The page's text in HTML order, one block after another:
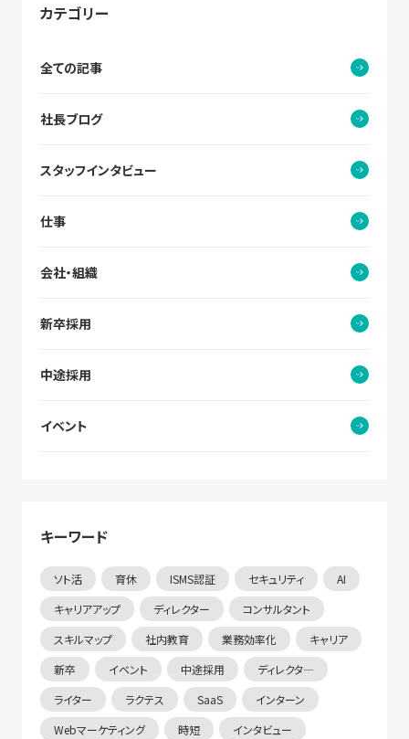
カテゴリー
全ての記事
社長ブログ
スタッフインタビュー
仕事
会社・組織
新卒採用
中途採用
イベント
キーワード
ソト活 育休 ISMS認証 セキュリティ
AI
キャリアアップ
ディレクター
コンサルタント
スキルマップ
社内教育 業務効率化
キャリア
新卒
イベント 中途採用
ディレクタ―
ライター
ラクテス SaaS
インターン
Webマーケティング
時短
インタビュー